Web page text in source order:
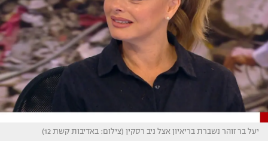
יעל בר זוהר נשברת בריאיון אצל ניב רסקין (צילום: באדיבות קשת 12)